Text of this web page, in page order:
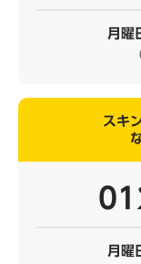
月曜
スキ
月曜